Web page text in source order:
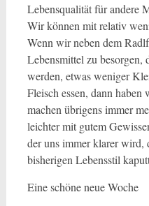
Lebensqualität für andere
Wir können mit relativ
Wenn wir neben dem
Lebensmittel zu besorgen,
werden, etwas weniger
Fleisch essen, dann
machen übrigens immer
leichter mit gutem
der uns immer klarer wird,
bisherigen Lebensstil
Eine schöne neue Woche